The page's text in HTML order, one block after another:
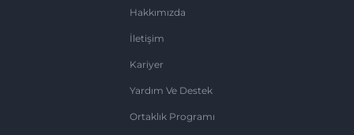
Hakkımızda
İletişim
Kariyer
Yardım Ve Destek
Ortaklık Programı